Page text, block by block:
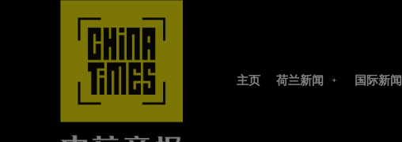
主页 荷兰新闻 国际新闻